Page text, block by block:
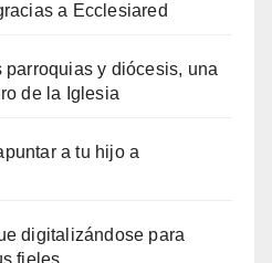
a Ecclesiared
y diócesis, una
de la Iglesia
a tu hijo a
digitalizándose para